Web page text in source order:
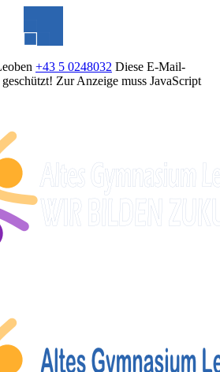
+43 5 0248032 Diese E-Mail-
Zur Anzeige muss JavaScript